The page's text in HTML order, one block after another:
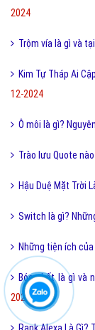
2024
Trộm vía là gì và
Kim Tự Tháp Ai
12-2024
Ô môi là gì?
Trào lưu Quote
Hậu Duệ Mặt Trời
Switch là gì?
Những tiện ích
Bóc phốt là gì và
2024